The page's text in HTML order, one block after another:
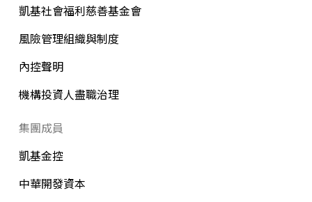
凱基社會福利慈善基金會
風險管理組織與制度
內控聲明
機構投資人盡職治理
集團成員
凱基金控
中華開發資本